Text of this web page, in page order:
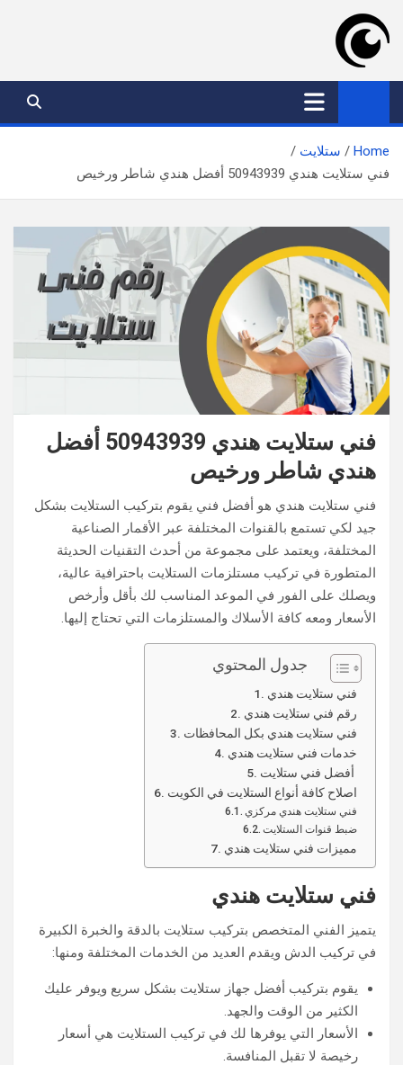
content
موقع عدسة الكويت
افضل خدمات بالكويت
Home
ستلايت
فني ستلايت هندي 50943939 أفضل هندي شاطر ورخيص
فني ستلايت هندي 50943939 أفضل
هندي شاطر ورخيص
فني ستلايت هندي هو أفضل فني يقوم بتركيب الستلايت بشكل
جيد لكي تستمع بالقنوات المختلفة عبر الأقمار الصناعية
المختلفة، ويعتمد على مجموعة من أحدث التقنيات الحديثة
المتطورة في تركيب مستلزمات الستلايت باحترافية عالية،
ويصلك على الفور في الموعد المناسب لك بأقل وأرخص
الأسعار ومعه كافة الأسلاك والمستلزمات التي تحتاج إليها.
جدول المحتوي
فني ستلايت هندي
رقم فني ستلايت هندي
فني ستلايت هندي بكل المحافظات
خدمات فني ستلايت هندي
اصلاح كافة أنواع الستلايت في الكويت
فني ستلايت هندي مركزي
ضبط قنوات الستلايت
مميزات فني ستلايت هندي
فني ستلايت هندي
يتميز الفني المتخصص بتركيب ستلايت بالدقة والخبرة الكبيرة
في تركيب الدش ويقدم العديد من الخدمات المختلفة ومنها:
يقوم بتركيب أفضل جهاز ستلايت بشكل سريع ويوفر عليك
الكثير من الوقت والجهد.
الأسعار التي يوفرها لك في تركيب الستلايت هي أسعار
رخيصة لا تقبل المنافسة.